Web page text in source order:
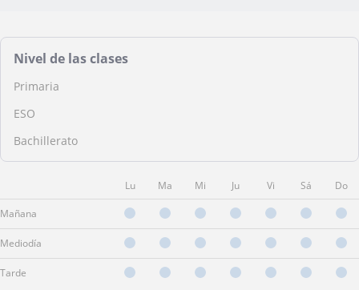
Nivel de las clases
Primaria
ESO
Bachillerato
Lu Ma Mi Ju Vi Sá Do
Mañana
Mediodía
Tarde